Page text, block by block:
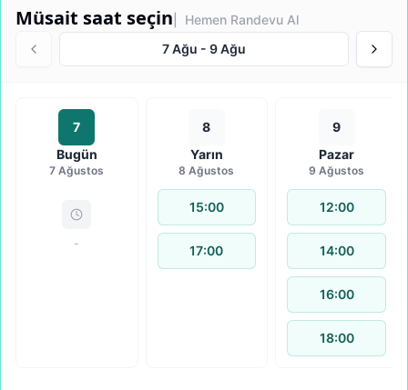
Müsait saat seçin | Hemen Randevu Al
7 Ağu - 9 Ağu
7
Bugün
7 Ağustos
-
8
Yarın
8 Ağustos
15:00
17:00
9
Pazar
9 Ağustos
12:00
14:00
16:00
18:00